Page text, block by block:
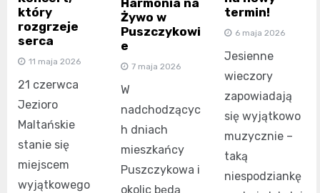
który
rozgrzeje
serca
11 maja 2026
21 czerwca
Jezioro
Maltańskie
stanie się
miejscem
wyjątkowego
Harmonia na
Żywo w
Puszczykowi
e
7 maja 2026
W
nadchodzącyc
h dniach
mieszkańcy
Puszczykowa i
okolic będą
termin!
6 maja 2026
Jesienne
wieczory
zapowiadają
się wyjątkowo
muzycznie –
taką
niespodziankę